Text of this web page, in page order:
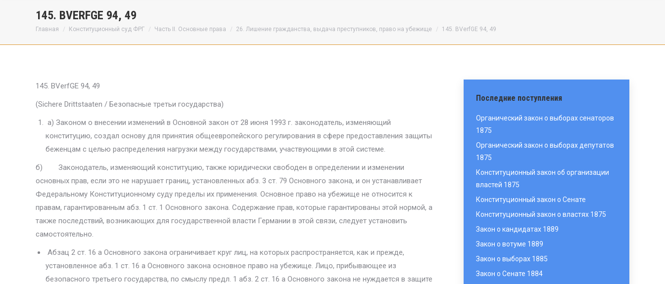
145. BVERFGE 94, 49
Вы здесь:
Главная Конституционный суд ФРГ Часть II. Основные права 26. Лишение гражданства, выдача преступников, право на убежище 145. BVerfGE 94, 49
145. BVerfGE 94, 49
(Sichere Drittstaaten / Безопасные третьи государства)
а) Законом о внесении изменений в Основной закон от 28 июня 1993 г. законодатель, изменяющий
конституцию, создал основу для при­нятия общеевропейского регулирования в сфере предоставления защиты
беженцам с целью распределения нагрузки между государствами, уча­ствующими в этой системе.
б) Законодатель, изменяющий конституцию, также юридически свободен в определении и изменении
основных прав, если это не на­рушает границ, установленных абз. 3 ст. 79 Основного закона, и он устанавливает
Федеральному Конституционному суду пределы их при­менения. Основное право на убежище не относится к
правам, гаран­тированным абз. 1 ст. 1 Основного закона. Содержание прав, которые гарантированы этой нормой, а
также последствий, возникающих для государственной власти Германии в этой связи, следует установить
самостоятельно.
Абзац 2 ст. 16 а Основного закона ограничивает круг лиц, на которых распространяется, как и прежде,
установленное абз. 1 ст. 16 а Основного закона основное право на убежище. Лицо, прибывающее из
безопасного третьего государства, по смыслу предл. 1 абз. 2 ст. 16 а Основного закона не нуждается в защите
Последние поступления
Органический закон о выборах сенаторов
1875
Органический закон о выборах депутатов
1875
Конституционный закон об организации
властей 1875
Конституционный закон о Сенате
Конституционный закон о властях 1875
Закон о кандидатах 1889
Закон о вотуме 1889
Закон о выборах 1885
Закон о Сенате 1884